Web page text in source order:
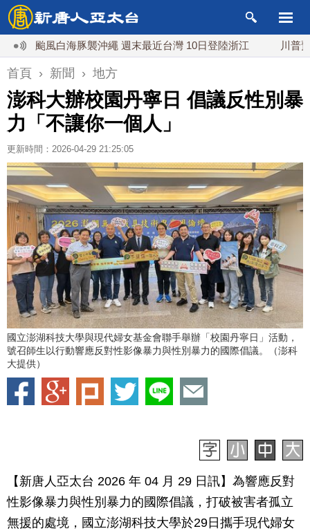
颱風白海豚襲沖繩 週末最近台灣 10日登陸浙江 川普預透
首頁 › 新聞 › 地方
澎科大辦校園丹寧日 倡議反性別暴
力「不讓你一個人」
更新時間：2026-04-29 21:25:05
國立澎湖科技大學與現代婦女基金會聯手舉辦「校園丹寧日」活動，
號召師生以行動響應反對性影像暴力與性別暴力的國際倡議。（澎科
大提供）
【新唐人亞太台 2026 年 04 月 29 日訊】為響應反對
性影像暴力與性別暴力的國際倡議，打破被害者孤立
無援的處境，國立澎湖科技大學於29日攜手現代婦女